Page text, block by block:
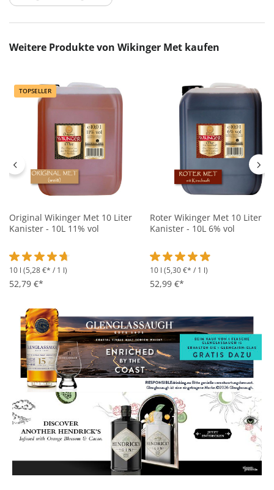
Produktgalerie überspringen
Weitere Produkte von Wikinger Met kaufen
TOPSELLER
Original Wikinger Met 10 Liter
Kanister - 10L 11% vol
Durchschnittliche Bewertung von 4.7 von 5 Sternen
10 l (5,28 €* / 1 l)
52,79 €*
Roter Wikinger Met 10 Liter
Kanister - 10L 6% vol
Durchschnittliche
10 l (5,30 €* / 1 l)
52,99 €*